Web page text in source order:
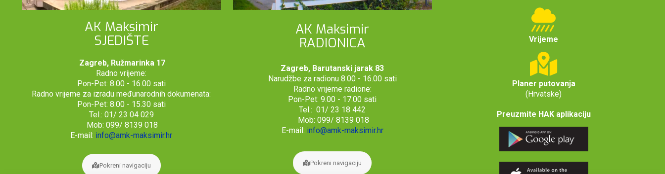
AK Maksimir
SJEDIŠTE
Zagreb, Ružmarinka 17
Radno vrijeme:
Pon-Pet: 8.00 - 16.00 sati
Radno vrijeme za izradu međunarodnih dokumenata:
Pon-Pet: 8.00 - 15.30 sati
Tel.: 01/ 23 04 029
Mob: 099/ 8139 018
E-mail: info@amk-maksimir.hr
Pokreni navigaciju
AK Maksimir
RADIONICA
Zagreb, Barutanski jarak 83
Narudžbe za radionu 8.00 - 16.00 sati
Radno vrijeme radione:
Pon-Pet: 9.00 - 17.00 sati
Tel.: 01/ 23 18 442
Mob: 099/ 8139 018
E-mail: info@amk-maksimir.hr
Pokreni navigaciju
Vrijeme
Planer putovanja
(Hrvatske)
Preuzmite HAK aplikaciju